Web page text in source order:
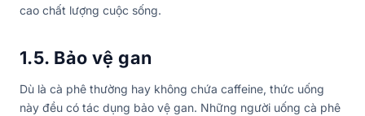
cao chất lượng cuộc sống.
1.5. Bảo vệ gan
Dù là cà phê thường hay không chứa caffeine, thức uống
này đều có tác dụng bảo vệ gan. Những người uống cà phê